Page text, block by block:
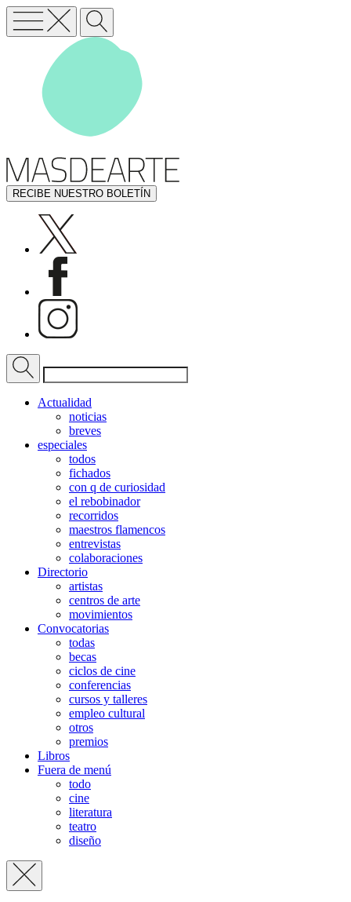
RECIBE NUESTRO BOLETÍN
Actualidad
noticias
breves
especiales
todos
fichados
con q de curiosidad
el rebobinador
recorridos
maestros flamencos
entrevistas
colaboraciones
Directorio
artistas
centros de arte
movimientos
Convocatorias
todas
becas
ciclos de cine
conferencias
cursos y talleres
empleo cultural
otros
premios
Libros
Fuera de menú
todo
cine
literatura
teatro
diseño